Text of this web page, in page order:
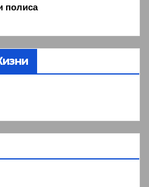
полиса